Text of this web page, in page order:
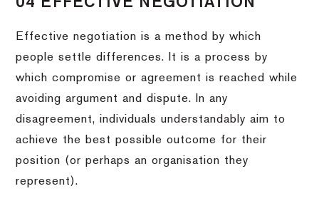
04 EFFECTIVE NEGOTIATION
Effective negotiation is a method by which
people settle differences. It is a process by
which compromise or agreement is reached while
avoiding argument and dispute. In any
disagreement, individuals understandably aim to
achieve the best possible outcome for their
position (or perhaps an organisation they
represent).